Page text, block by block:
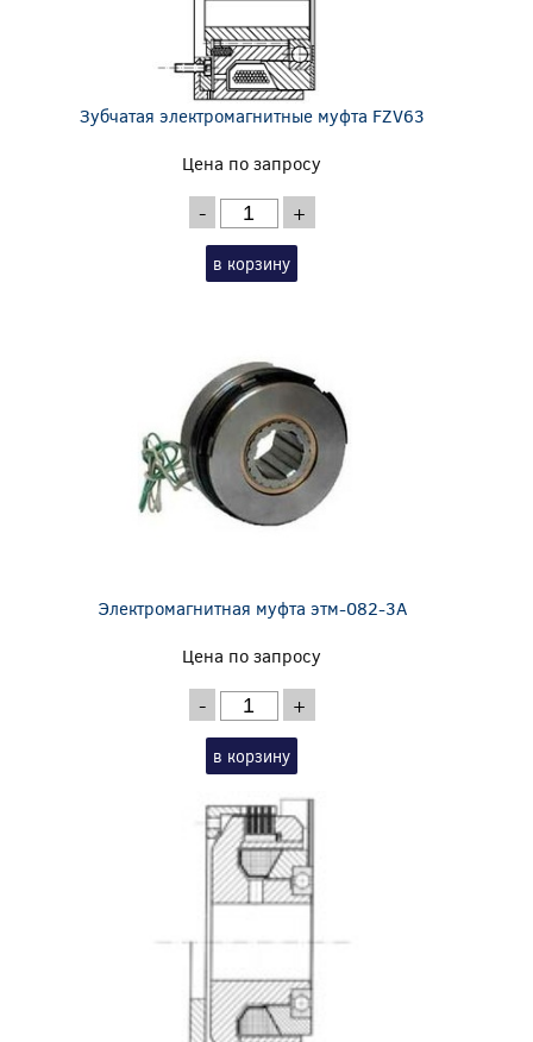
Зубчатая электромагнитные муфта FZV63
Цена по запросу
- +
в корзину
Электромагнитная муфта этм-082-3А
Цена по запросу
- +
в корзину